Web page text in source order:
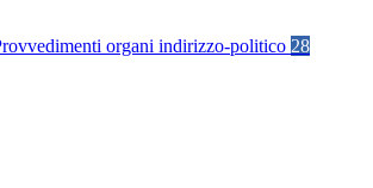
organi indirizzo-politico 28